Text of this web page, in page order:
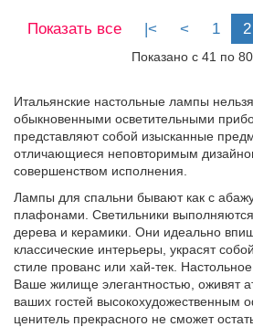
60
Показать все |< < 1 2
Показано с 41 по
Итальянские настольные лампы
обыкновенными осветительными
представляют собой изысканные
отличающиеся неповторимым
совершенством исполнения.
Лампы для спальни бывают как с
плафонами. Светильники
дерева и керамики. Они идеально
классические интерьеры, украсят
стиле прованс или хай-тек.
Ваше жилище элегантностью, оживят
ваших гостей
ценитель прекрасного не сможет